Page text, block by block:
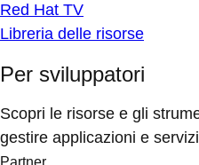
Red Hat TV
Libreria delle risorse
Per sviluppatori
Scopri le risorse e gli
gestire applicazioni e
Partner